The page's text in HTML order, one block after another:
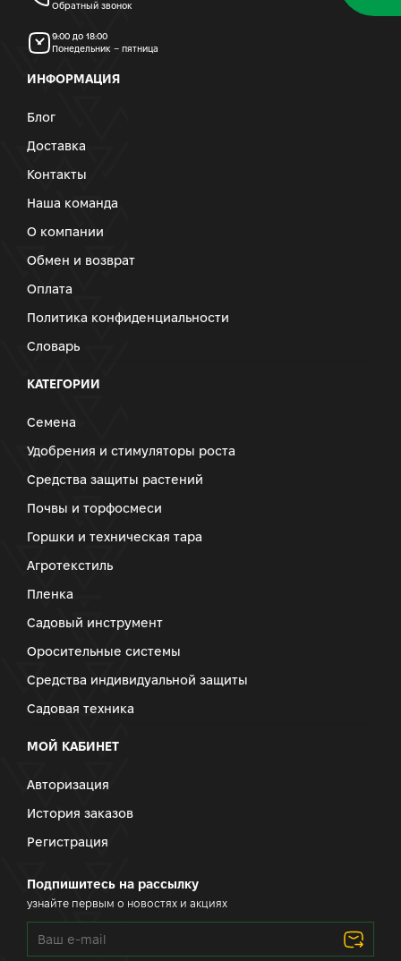
Обратный звонок
9:00 до 18:00
Понедельник – пятница
ИНФОРМАЦИЯ
Блог
Доставка
Контакты
Наша команда
О компании
Обмен и возврат
Оплата
Политика конфиденциальности
Словарь
КАТЕГОРИИ
Семена
Удобрения и стимуляторы роста
Средства защиты растений
Почвы и торфосмеси
Горшки и техническая тара
Агротекстиль
Пленка
Садовый инструмент
Оросительные системы
Средства индивидуальной защиты
Садовая техника
МОЙ КАБИНЕТ
Авторизация
История заказов
Регистрация
Подпишитесь на рассылку
узнайте первым о новостях и акциях